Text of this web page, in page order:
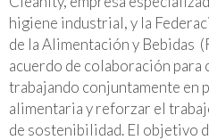
higiene industrial, y la
de la Alimentación y Bebidas
acuerdo de colaboración para
trabajando conjuntamente en
alimentaria y reforzar el
de sostenibilidad. El objetivo